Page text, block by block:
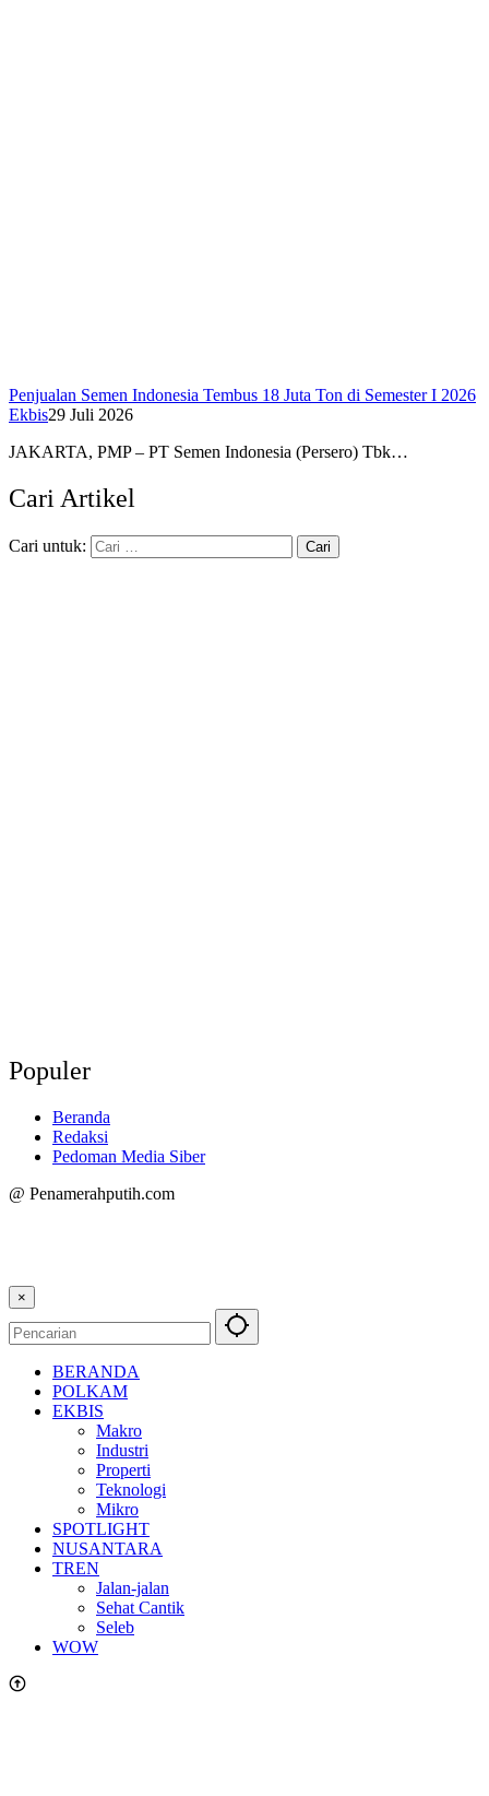
Penjualan Semen Indonesia Tembus 18 Juta Ton di Semester I 2026
Ekbis29 Juli 2026
JAKARTA, PMP – PT Semen Indonesia (Persero) Tbk…
Cari Artikel
Cari untuk:
Populer
Beranda
Redaksi
Pedoman Media Siber
@ Penamerahputih.com
×
BERANDA
POLKAM
EKBIS
Makro
Industri
Properti
Teknologi
Mikro
SPOTLIGHT
NUSANTARA
TREN
Jalan-jalan
Sehat Cantik
Seleb
WOW